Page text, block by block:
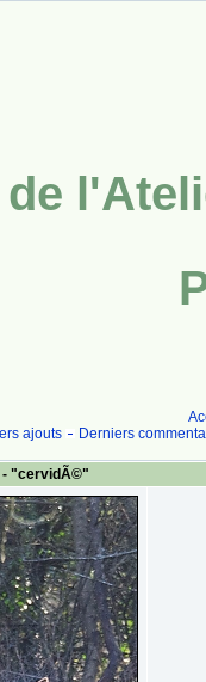
ajouts Derniers
- "cervidÃ©"